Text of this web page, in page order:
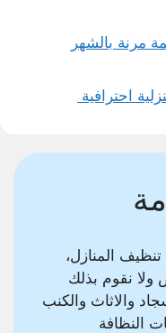
مرنة بالشهر
المنازل،
نقوم بذلك
والاثاث والكنب
النظافة